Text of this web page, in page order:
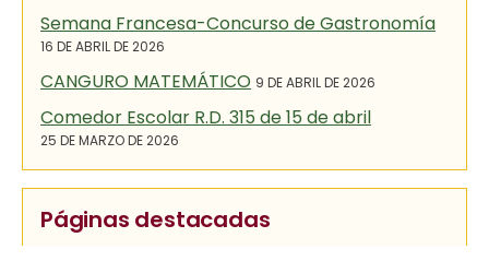
Semana Francesa-Concurso de Gastronomía
16 DE ABRIL DE 2026
CANGURO MATEMÁTICO 9 DE ABRIL DE 2026
Comedor Escolar R.D. 315 de 15 de abril
25 DE MARZO DE 2026
Páginas destacadas